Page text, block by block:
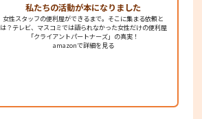
私たちの活動が本になりました
女性スタッフの便利屋ができるまで。そこに集まる依頼と
は？テレビ、マスコミでは語られなかった女性だけの便利屋
「クライアントパートナーズ」の真実！
amazonで詳細を見る